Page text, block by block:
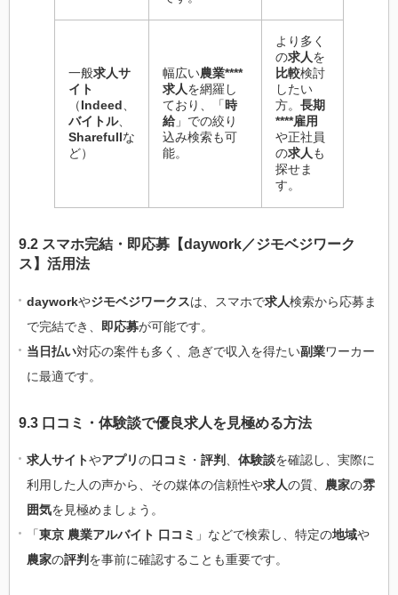
一般求人サ
イト
（Indeed
バイトル、
Sharefullな
ど）
幅広い農業****
求人を網羅し
ており、「時
給」での絞り
込み検索も可
能。
より多く
の求人を
比較検討
したい
方。 長期
****雇用
や正社員
の求人 も
探せま
す。
9.2 スマホ完結・即応募【daywork／ジモベジワーク
ス】活用法
dayworkやジモベジワークスは、スマホで求人検索から応募ま
で完結でき、 即応募が可能です。
当日払い対応の案件も多く、急ぎで収入を得たい副業ワーカー
に最適です。
9.3 口コミ・体験談で優良求人を見極める方法
求人サイトやアプリの口コミ ・ 評判 体験談を確認し、実際に
利用した人の声から、その媒体の信頼性や求人の質、 農家の雰
囲気を見極めましょう。
「東京 農業アルバイト 口コミ 」などで検索し、特定の地域や
農家の評判 を事前に確認することも重要です。